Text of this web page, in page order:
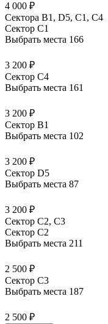
4 000 ₽
Сектора В1, D5, С1, С4
Сектор C1
Выбрать места 166
3 200 ₽
Сектор C4
Выбрать места 161
3 200 ₽
Сектор B1
Выбрать места 102
3 200 ₽
Сектор D5
Выбрать места 87
3 200 ₽
Сектор С2, С3
Сектор C2
Выбрать места 211
2 500 ₽
Сектор C3
Выбрать места 187
2 500 ₽